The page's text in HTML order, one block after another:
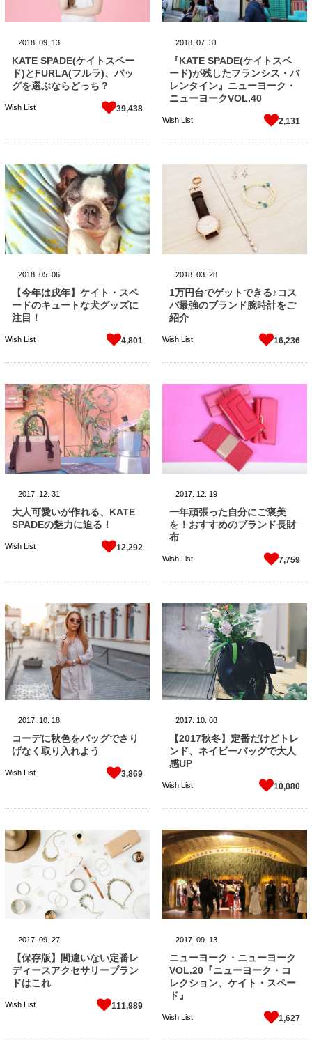
2018. 09. 13
KATE SPADE(ケイトスペー
ド)とFURLA(フルラ)、バッ
グを選ぶならどっち？
39,438
Wish List
2018. 07. 31
『KATE SPADE(ケイトスペ
ード)が残したフランシス・バ
レンタイン』ニューヨーク・
ニューヨークVOL.40
2,131
Wish List
2018. 05. 06
【今年は戌年】ケイト・スペ
ードのキュートな犬グッズに
注目！
4,801
Wish List
2018. 03. 28
1万円台でゲットできる♪コス
パ最強のブランド腕時計をご
紹介
16,236
Wish List
2017. 12. 31
大人可愛いが作れる、KATE
SPADEの魅力に迫る！
12,292
Wish List
2017. 12. 19
一年頑張った自分にご褒美
を！おすすめのブランド長財
布
7,759
Wish List
2017. 10. 18
コーデに秋色をバッグでさり
げなく取り入れよう
3,869
Wish List
2017. 10. 08
【2017秋冬】定番だけどトレ
ンド、ネイビーバッグで大人
感UP
10,080
Wish List
2017. 09. 27
【保存版】間違いない定番レ
ディースアクセサリーブラン
ドはこれ
111,989
Wish List
2017. 09. 13
ニューヨーク・ニューヨーク
VOL.20『ニューヨーク・コ
レクション、ケイト・スペー
ド』
1,627
Wish List